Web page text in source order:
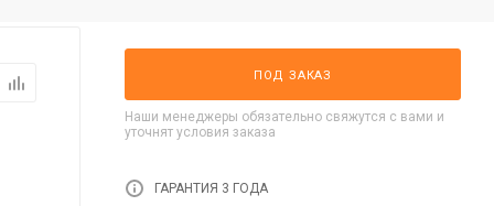
ПОД ЗАКАЗ
Наши менеджеры обязательно свяжутся с вами и
уточнят условия заказа
ГАРАНТИЯ 3 ГОДА